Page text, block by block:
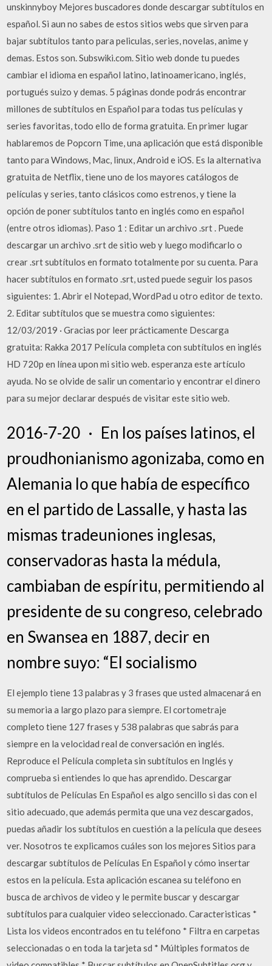
unskinnyboy Mejores buscadores donde descargar subtítulos en
español. Si aun no sabes de estos sitios webs que sirven para
bajar subtítulos tanto para peliculas, series, novelas, anime y
demas. Estos son. Subswiki.com. Sitio web donde tu puedes
cambiar el idioma en español latino, latinoamericano, inglés,
portugués suizo y demas. 5 páginas donde podrás encontrar
millones de subtítulos en Español para todas tus películas y
series favoritas, todo ello de forma gratuita. En primer lugar
hablaremos de Popcorn Time, una aplicación que está disponible
tanto para Windows, Mac, linux, Android e iOS. Es la alternativa
gratuita de Netflix, tiene uno de los mayores catálogos de
películas y series, tanto clásicos como estrenos, y tiene la
opción de poner subtítulos tanto en inglés como en español
(entre otros idiomas). Paso 1 : Editar un archivo .srt . Puede
descargar un archivo .srt de sitio web y luego modificarlo o
crear .srt subtítulos en formato totalmente por su cuenta. Para
hacer subtítulos en formato .srt, usted puede seguir los pasos
siguientes: 1. Abrir el Notepad, WordPad u otro editor de texto.
2. Editar subtítulos que se muestra como siguientes:
12/03/2019 · Gracias por leer prácticamente Descarga
gratuita: Rakka 2017 Película completa con subtítulos en inglés
HD 720p en línea upon mi sitio web. esperanza este artículo
ayuda. No se olvide de salir un comentario y encontrar el dinero
para su mejor declarar después de visitar este sitio web.
2016-7-20 · En los países latinos, el
proudhonianismo agonizaba, como en
Alemania lo que había de específico
en el partido de Lassalle, y hasta las
mismas tradeuniones inglesas,
conservadoras hasta la médula,
cambiaban de espíritu, permitiendo al
presidente de su congreso, celebrado
en Swansea en 1887, decir en
nombre suyo: “El socialismo
El ejemplo tiene 13 palabras y 3 frases que usted almacenará en
su memoria a largo plazo para siempre. El cortometraje
completo tiene 127 frases y 538 palabras que sabrás para
siempre en la velocidad real de conversación en inglés.
Reproduce el Película completa sin subtítulos en Inglés y
comprueba si entiendes lo que has aprendido. Descargar
subtítulos de Películas En Español es algo sencillo si das con el
sitio adecuado, que además permita que una vez descargados,
puedas añadir los subtítulos en cuestión a la película que desees
ver. Nosotros te explicamos cuáles son los mejores Sitios para
descargar subtítulos de Películas En Español y cómo insertar
estos en la película. Esta aplicación escanea su teléfono en
busca de archivos de video y le permite buscar y descargar
subtítulos para cualquier video seleccionado. Caracteristicas *
Lista los videos encontrados en tu teléfono * Filtra en carpetas
seleccionadas o en toda la tarjeta sd * Múltiples formatos de